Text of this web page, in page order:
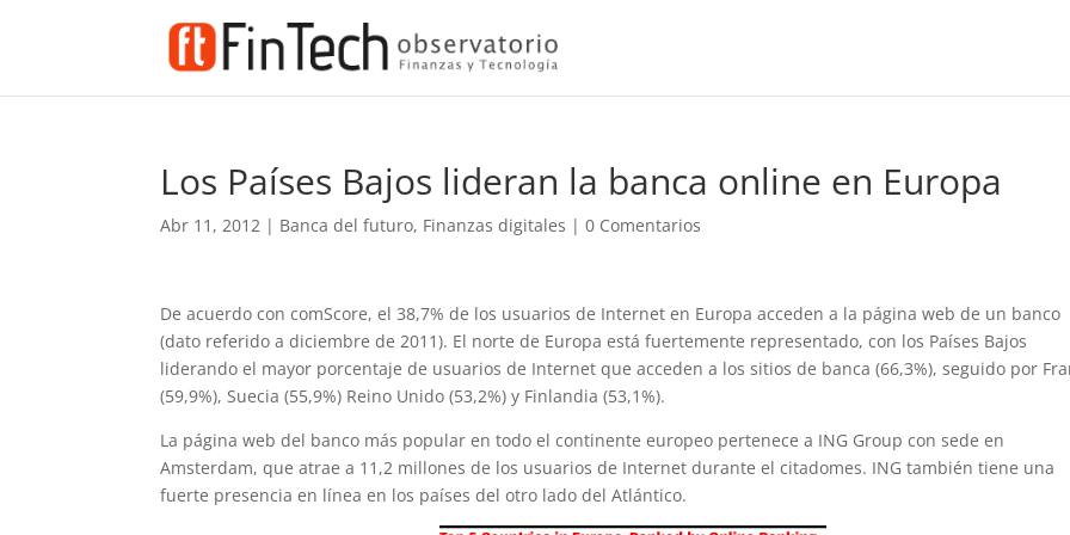
Los Países Bajos lideran la banca online en Europa
Abr 11, 2012 | Banca del futuro, Finanzas digitales |0 Comentarios
De acuerdo con comScore, el 38,7% de los usuarios de Internet en Europa acceden a la página web de un banco
(dato referido a diciembre de 2011). El norte de Europa está fuertemente representado, con los Países Bajos
liderando el mayor porcentaje de usuarios de Internet que acceden a los sitios de banca (66,3%), seguido por
(59,9%), Suecia (55,9%) Reino Unido (53,2%) y Finlandia (53,1%).
La página web del banco más popular en todo el continente europeo pertenece a ING Group con sede en
Amsterdam, que atrae a 11,2 millones de los usuarios de Internet durante el citadomes. ING también tiene una
fuerte presencia en línea en los países del otro lado del Atlántico.